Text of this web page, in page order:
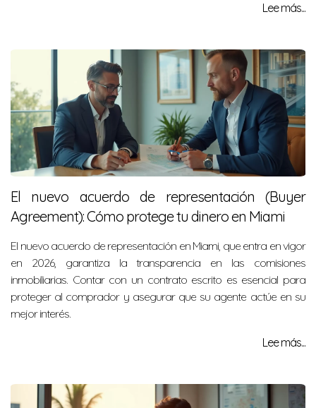
Lee más...
El nuevo acuerdo de representación (Buyer
Agreement): Cómo protege tu dinero en Miami
El nuevo acuerdo de representación en Miami, que entra en vigor
en 2026, garantiza la transparencia en las comisiones
inmobiliarias. Contar con un contrato escrito es esencial para
proteger al comprador y asegurar que su agente actúe en su
mejor interés.
Lee más...